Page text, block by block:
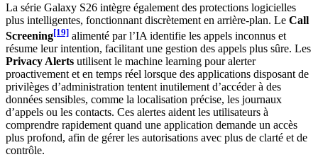
La série Galaxy S26 intègre également des protections logicielles
plus intelligentes, fonctionnant discrètement en arrière-plan. Le Call
Screening[19] alimenté par l’IA identifie les appels inconnus et
résume leur intention, facilitant une gestion des appels plus sûre. Les
Privacy Alerts utilisent le machine learning pour alerter
proactivement et en temps réel lorsque des applications disposant de
privilèges d’administration tentent inutilement d’accéder à des
données sensibles, comme la localisation précise, les journaux
d’appels ou les contacts. Ces alertes aident les utilisateurs à
comprendre rapidement quand une application demande un accès
plus profond, afin de gérer les autorisations avec plus de clarté et de
contrôle.